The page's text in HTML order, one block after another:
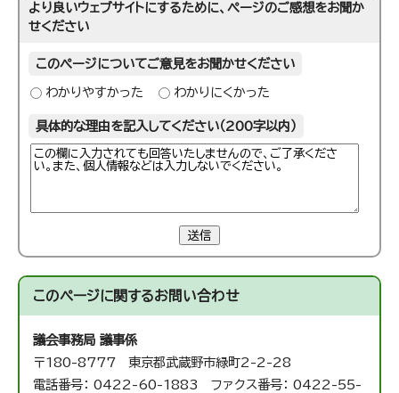
より良いウェブサイトにするために、ページのご感想をお聞か
せください
このページについてご意見をお聞かせください
わかりやすかった わかりにくかった
具体的な理由を記入してください（200字以内）
送信
このページに関するお問い合わせ
議会事務局 議事係
〒180-8777 東京都武蔵野市緑町2-2-28
電話番号： 0422-60-1883 ファクス番号： 0422-55-